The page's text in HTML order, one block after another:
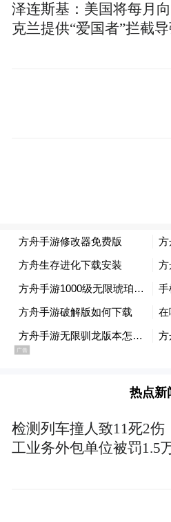
天峻县地处青海省东北
标志性景观，冰川、草
廊。夏季气候凉爽、风
光、研学、摄影、民俗
前，天峻正深入实施“
泽连斯基：美国将每月
克兰提供“爱国者”拦截
热点新
检测列车撞人致11死2伤
工业务外包单位被罚1.5